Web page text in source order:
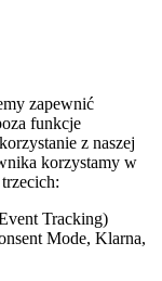
zapewnić
funkcje
z naszej
korzystamy w
Tracking)
Mode, Klarna,